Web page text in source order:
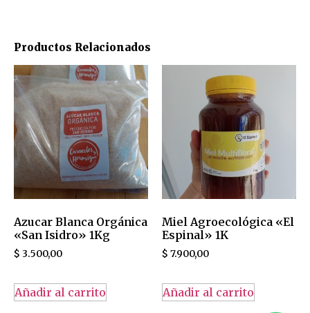
Productos Relacionados
Azucar Blanca Orgánica
«San Isidro» 1Kg
$ 3.500,00
Añadir al carrito
Miel Agroecológica «El
Espinal» 1K
$ 7.900,00
Añadir al carrito